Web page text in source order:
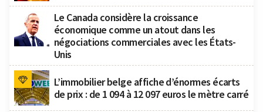
Le Canada considère la croissance
économique comme un atout dans les
négociations commerciales avec les États-
Unis
L’immobilier belge affiche d’énormes écarts
de prix : de 1 094 à 12 097 euros le mètre carré